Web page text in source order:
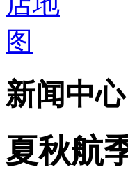
新闻中心
夏秋航